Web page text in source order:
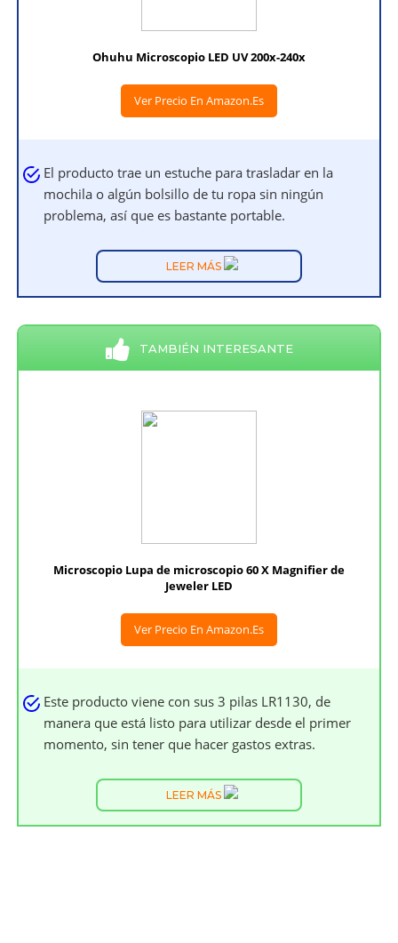
Ohuhu Microscopio LED UV 200x-240x
Ver Precio En Amazon.es
El producto trae un estuche para trasladar en la
mochila o algún bolsillo de tu ropa sin ningún
problema, así que es bastante portable.
LEER MÁS
TAMBIÉN INTERESANTE
Microscopio Lupa de microscopio 60 X Magnifier de
Jeweler LED
Ver Precio En Amazon.es
Este producto viene con sus 3 pilas LR1130, de
manera que está listo para utilizar desde el primer
momento, sin tener que hacer gastos extras.
LEER MÁS